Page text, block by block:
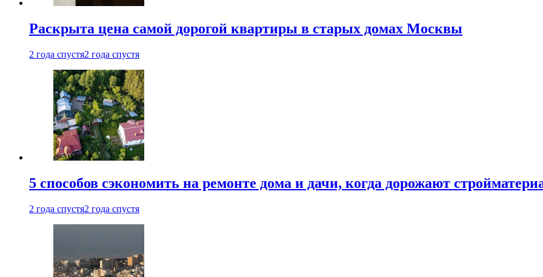
Раскрыта цена самой дорогой квартиры в старых домах Москвы
2 года спустя2 года спустя
5 способов сэкономить на ремонте дома и дачи, когда дорожают
2 года спустя2 года спустя